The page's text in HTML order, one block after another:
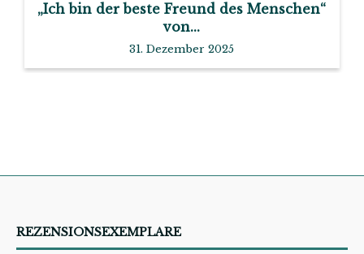
„Ich bin der beste Freund des Menschen“
von...
31. Dezember 2025
REZENSIONSEXEMPLARE